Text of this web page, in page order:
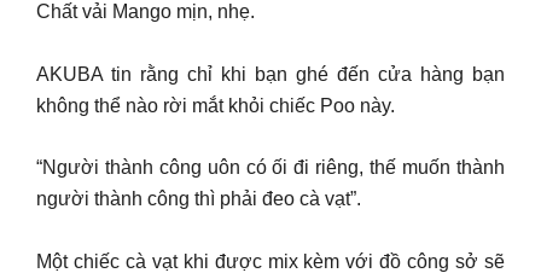
Chất vải Mango mịn, nhẹ.
AKUBA tin rằng chỉ khi bạn ghé đến cửa hàng bạn
không thể nào rời mắt khỏi chiếc Poo này.
“Người thành công uôn có ối đi riêng, thế muốn thành
người thành công thì phải đeo cà vạt”.
Một chiếc cà vạt khi được mix kèm với đồ công sở sẽ